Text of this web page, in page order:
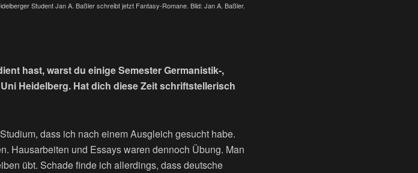
Student Jan A. Baßler schreibt jetzt Fantasy-Romane. Bild: Jan A. Baßler.
hast, warst du einige Semester Germanistik-,
Heidelberg. Hat dich diese Zeit schriftstellerisch
dass ich nach einem Ausgleich gesucht habe.
Hausarbeiten und Essays waren dennoch Übung. Man
übt. Schade finde ich allerdings, dass deutsche